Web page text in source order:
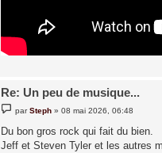
Re: Un peu de musique...
e
s
a
parSteph »08 mai 2026, 06:48
Du bon gros rock qui fait du bien.
Jeff et Steven Tyler et les autres